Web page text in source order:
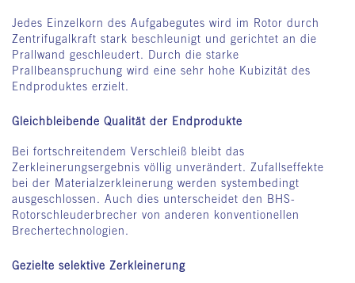
Jedes Einzelkorn des Aufgabegutes wird im Rotor durch
Zentrifugalkraft stark beschleunigt und gerichtet an die
Prallwand geschleudert. Durch die starke
Prallbeanspruchung wird eine sehr hohe Kubizität des
Endproduktes erzielt.
Gleichbleibende Qualität der Endprodukte
Bei fortschreitendem Verschleiß bleibt das
Zerkleinerungsergebnis völlig unverändert. Zufallseffekte
bei der Materialzerkleinerung werden systembedingt
ausgeschlossen. Auch dies unterscheidet den BHS-
Rotorschleuderbrecher von anderen konventionellen
Brechertechnologien.
Gezielte selektive Zerkleinerung